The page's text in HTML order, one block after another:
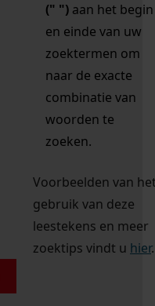
(" ") aan het begin
en einde van uw
zoektermen om
naar de exacte
combinatie van
woorden te
zoeken.
Voorbeelden van
gebruik van deze
leestekens en meer
zoektips vindt u hier.